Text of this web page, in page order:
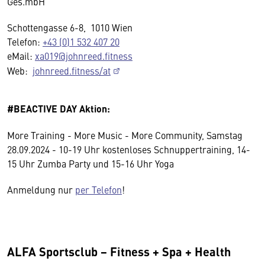
Schottengasse 6-8, 1010 Wien
Telefon: +43 (0)1 532 407 20
eMail: xa019@johnreed.fitness
Web: johnreed.fitness/at
#BEACTIVE DAY Aktion:
More Training - More Music - More Community, Samstag
28.09.2024 - 10-19 Uhr kostenloses Schnuppertraining, 14-
15 Uhr Zumba Party und 15-16 Uhr Yoga
Anmeldung nur per Telefon!
ALFA Sportsclub − Fitness + Spa + Health